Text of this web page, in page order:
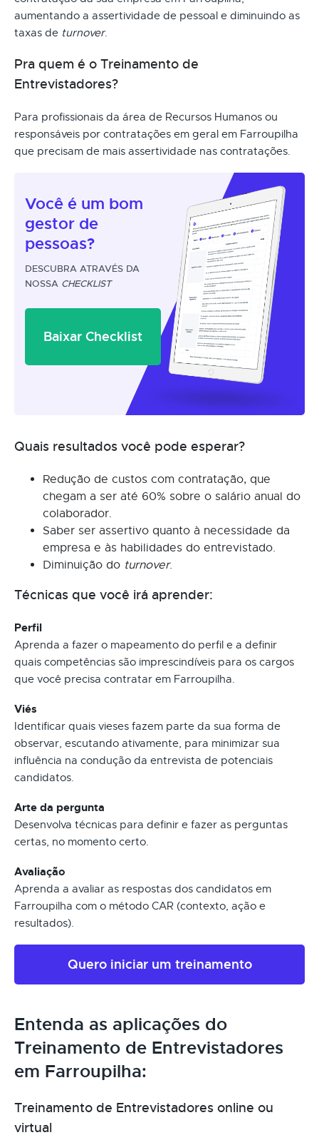
aumentando a assertividade de pessoal e diminuindo as
taxas de turnover.
Pra quem é o Treinamento de
Entrevistadores?
Para profissionais da área de Recursos Humanos ou
responsáveis por contratações em geral em Farroupilha
que precisam de mais assertividade nas contratações.
Você é um bom
gestor de
pessoas?
DESCUBRA ATRAVÉS DA
NOSSA CHECKLIST
Baixar Checklist
Quais resultados você pode esperar?
Redução de custos com contratação, que
chegam a ser até 60% sobre o salário anual do
colaborador.
Saber ser assertivo quanto à necessidade da
empresa e às habilidades do entrevistado.
Diminuição do turnover.
Técnicas que você irá aprender:
Perfil
Aprenda a fazer o mapeamento do perfil e a definir
quais competências são imprescindíveis para os cargos
que você precisa contratar em Farroupilha.
Viés
Identificar quais vieses fazem parte da sua forma de
observar, escutando ativamente, para minimizar sua
influência na condução da entrevista de potenciais
candidatos.
Arte da pergunta
Desenvolva técnicas para definir e fazer as perguntas
certas, no momento certo.
Avaliação
Aprenda a avaliar as respostas dos candidatos em
Farroupilha com o método CAR (contexto, ação e
resultados).
Quero iniciar um treinamento
Entenda as aplicações do
Treinamento de Entrevistadores
em Farroupilha:
Treinamento de Entrevistadores online ou
virtual